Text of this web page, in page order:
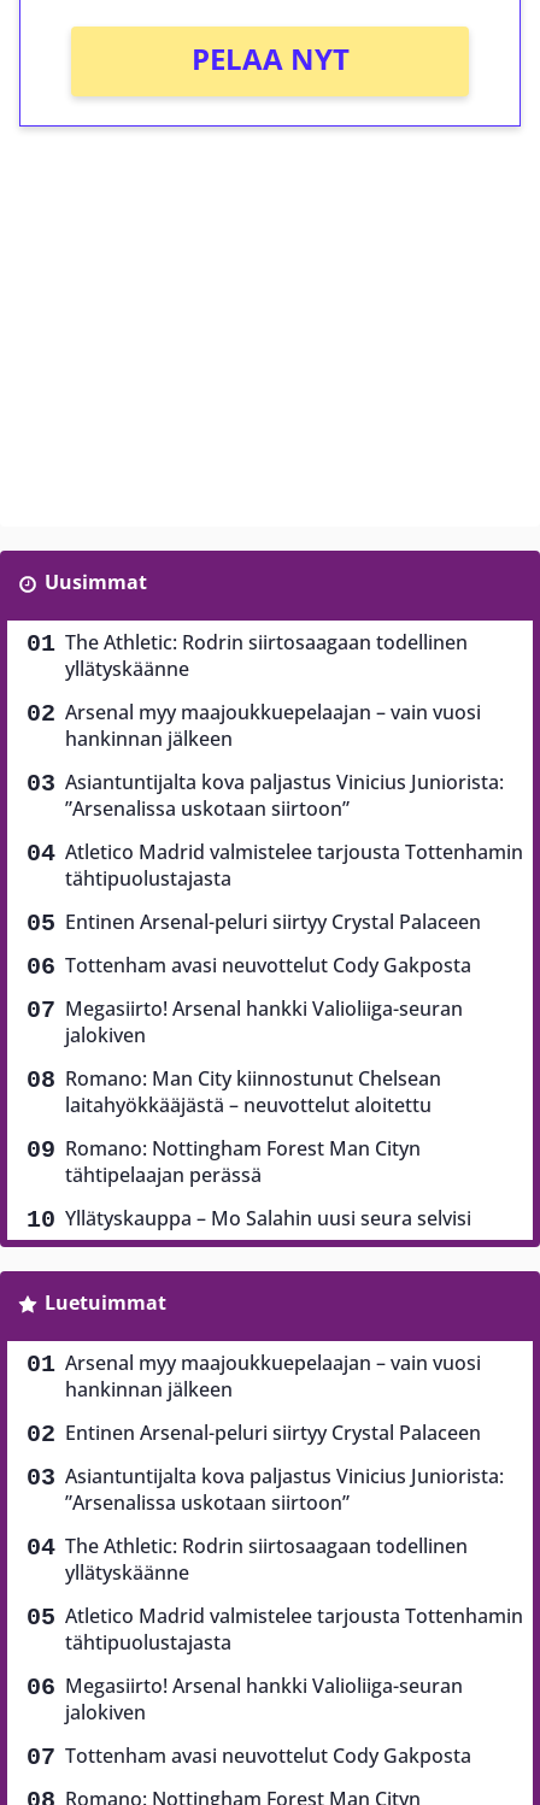
PELAA NYT
Uusimmat
The Athletic: Rodrin siirtosaagaan todellinen
yllätyskäänne
Arsenal myy maajoukkuepelaajan – vain vuosi
hankinnan jälkeen
Asiantuntijalta kova paljastus Vinicius Juniorista:
”Arsenalissa uskotaan siirtoon”
Atletico Madrid valmistelee tarjousta Tottenhamin
tähtipuolustajasta
Entinen Arsenal-peluri siirtyy Crystal Palaceen
Tottenham avasi neuvottelut Cody Gakposta
Megasiirto! Arsenal hankki Valioliiga-seuran
jalokiven
Romano: Man City kiinnostunut Chelsean
laitahyökkääjästä – neuvottelut aloitettu
Romano: Nottingham Forest Man Cityn
tähtipelaajan perässä
Yllätyskauppa – Mo Salahin uusi seura selvisi
Luetuimmat
Arsenal myy maajoukkuepelaajan – vain vuosi
hankinnan jälkeen
Entinen Arsenal-peluri siirtyy Crystal Palaceen
Asiantuntijalta kova paljastus Vinicius Juniorista:
”Arsenalissa uskotaan siirtoon”
The Athletic: Rodrin siirtosaagaan todellinen
yllätyskäänne
Atletico Madrid valmistelee tarjousta Tottenhamin
tähtipuolustajasta
Megasiirto! Arsenal hankki Valioliiga-seuran
jalokiven
Tottenham avasi neuvottelut Cody Gakposta
Romano: Nottingham Forest Man Cityn